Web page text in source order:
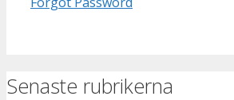
Senaste rubrikerna